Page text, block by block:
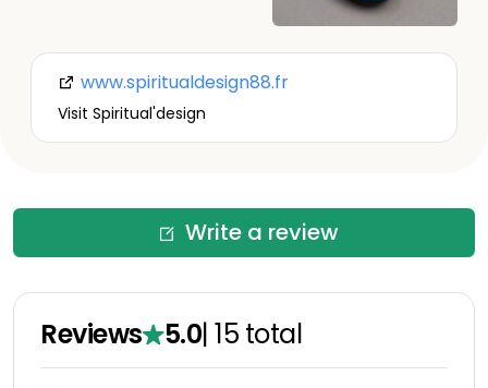
www.spiritualdesign88.fr
Visit Spiritual'design
Write a review
Reviews 5.0|15 total